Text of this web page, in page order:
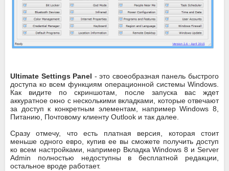
Ultimate Settings Panel - это своеобразная панель быстрого
доступа ко всем функциям операционной системы Windows.
Как видите по скриншотам, после запуска вас ждет
аккуратное окно с несколькими вкладками, которые отвечают
за доступ к конкретным элементам, например Windows 8,
Питанию, Почтовому клиенту Outlook и так далее.
Сразу отмечу, что есть платная версия, которая стоит
меньше одного евро, купив ее вы сможете получить доступ
ко всем настройками, например Вкладка Windows 8 и Server
Admin полностью недоступны в бесплатной редакции,
остальное вроде работает.